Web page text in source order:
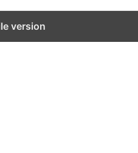
version